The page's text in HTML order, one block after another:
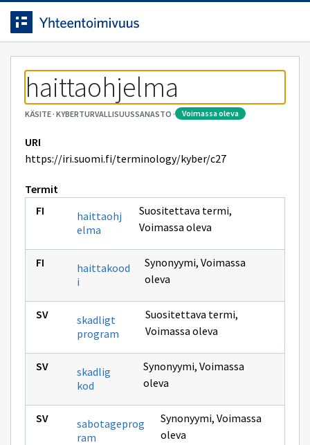
Siirrytty
sivulle
Siirry suoraan sisältöön.
haittaohjelma
KÄSITE· KYBERTURVALLISUUSSANASTO · voimassa oleva
URI
https://iri.suomi.fi/terminology/kyber/c27
Termit
haittaohj
elma
Suositettava termi,
Voimassa oleva
haittakood
i
Synonyymi,Voimassa
oleva
skadligt
program
Suositettava termi,
Voimassa oleva
skadlig
kod
Synonyymi, Voimassa
oleva
sabotageprog
ram
Synonyymi,Voimassa
oleva